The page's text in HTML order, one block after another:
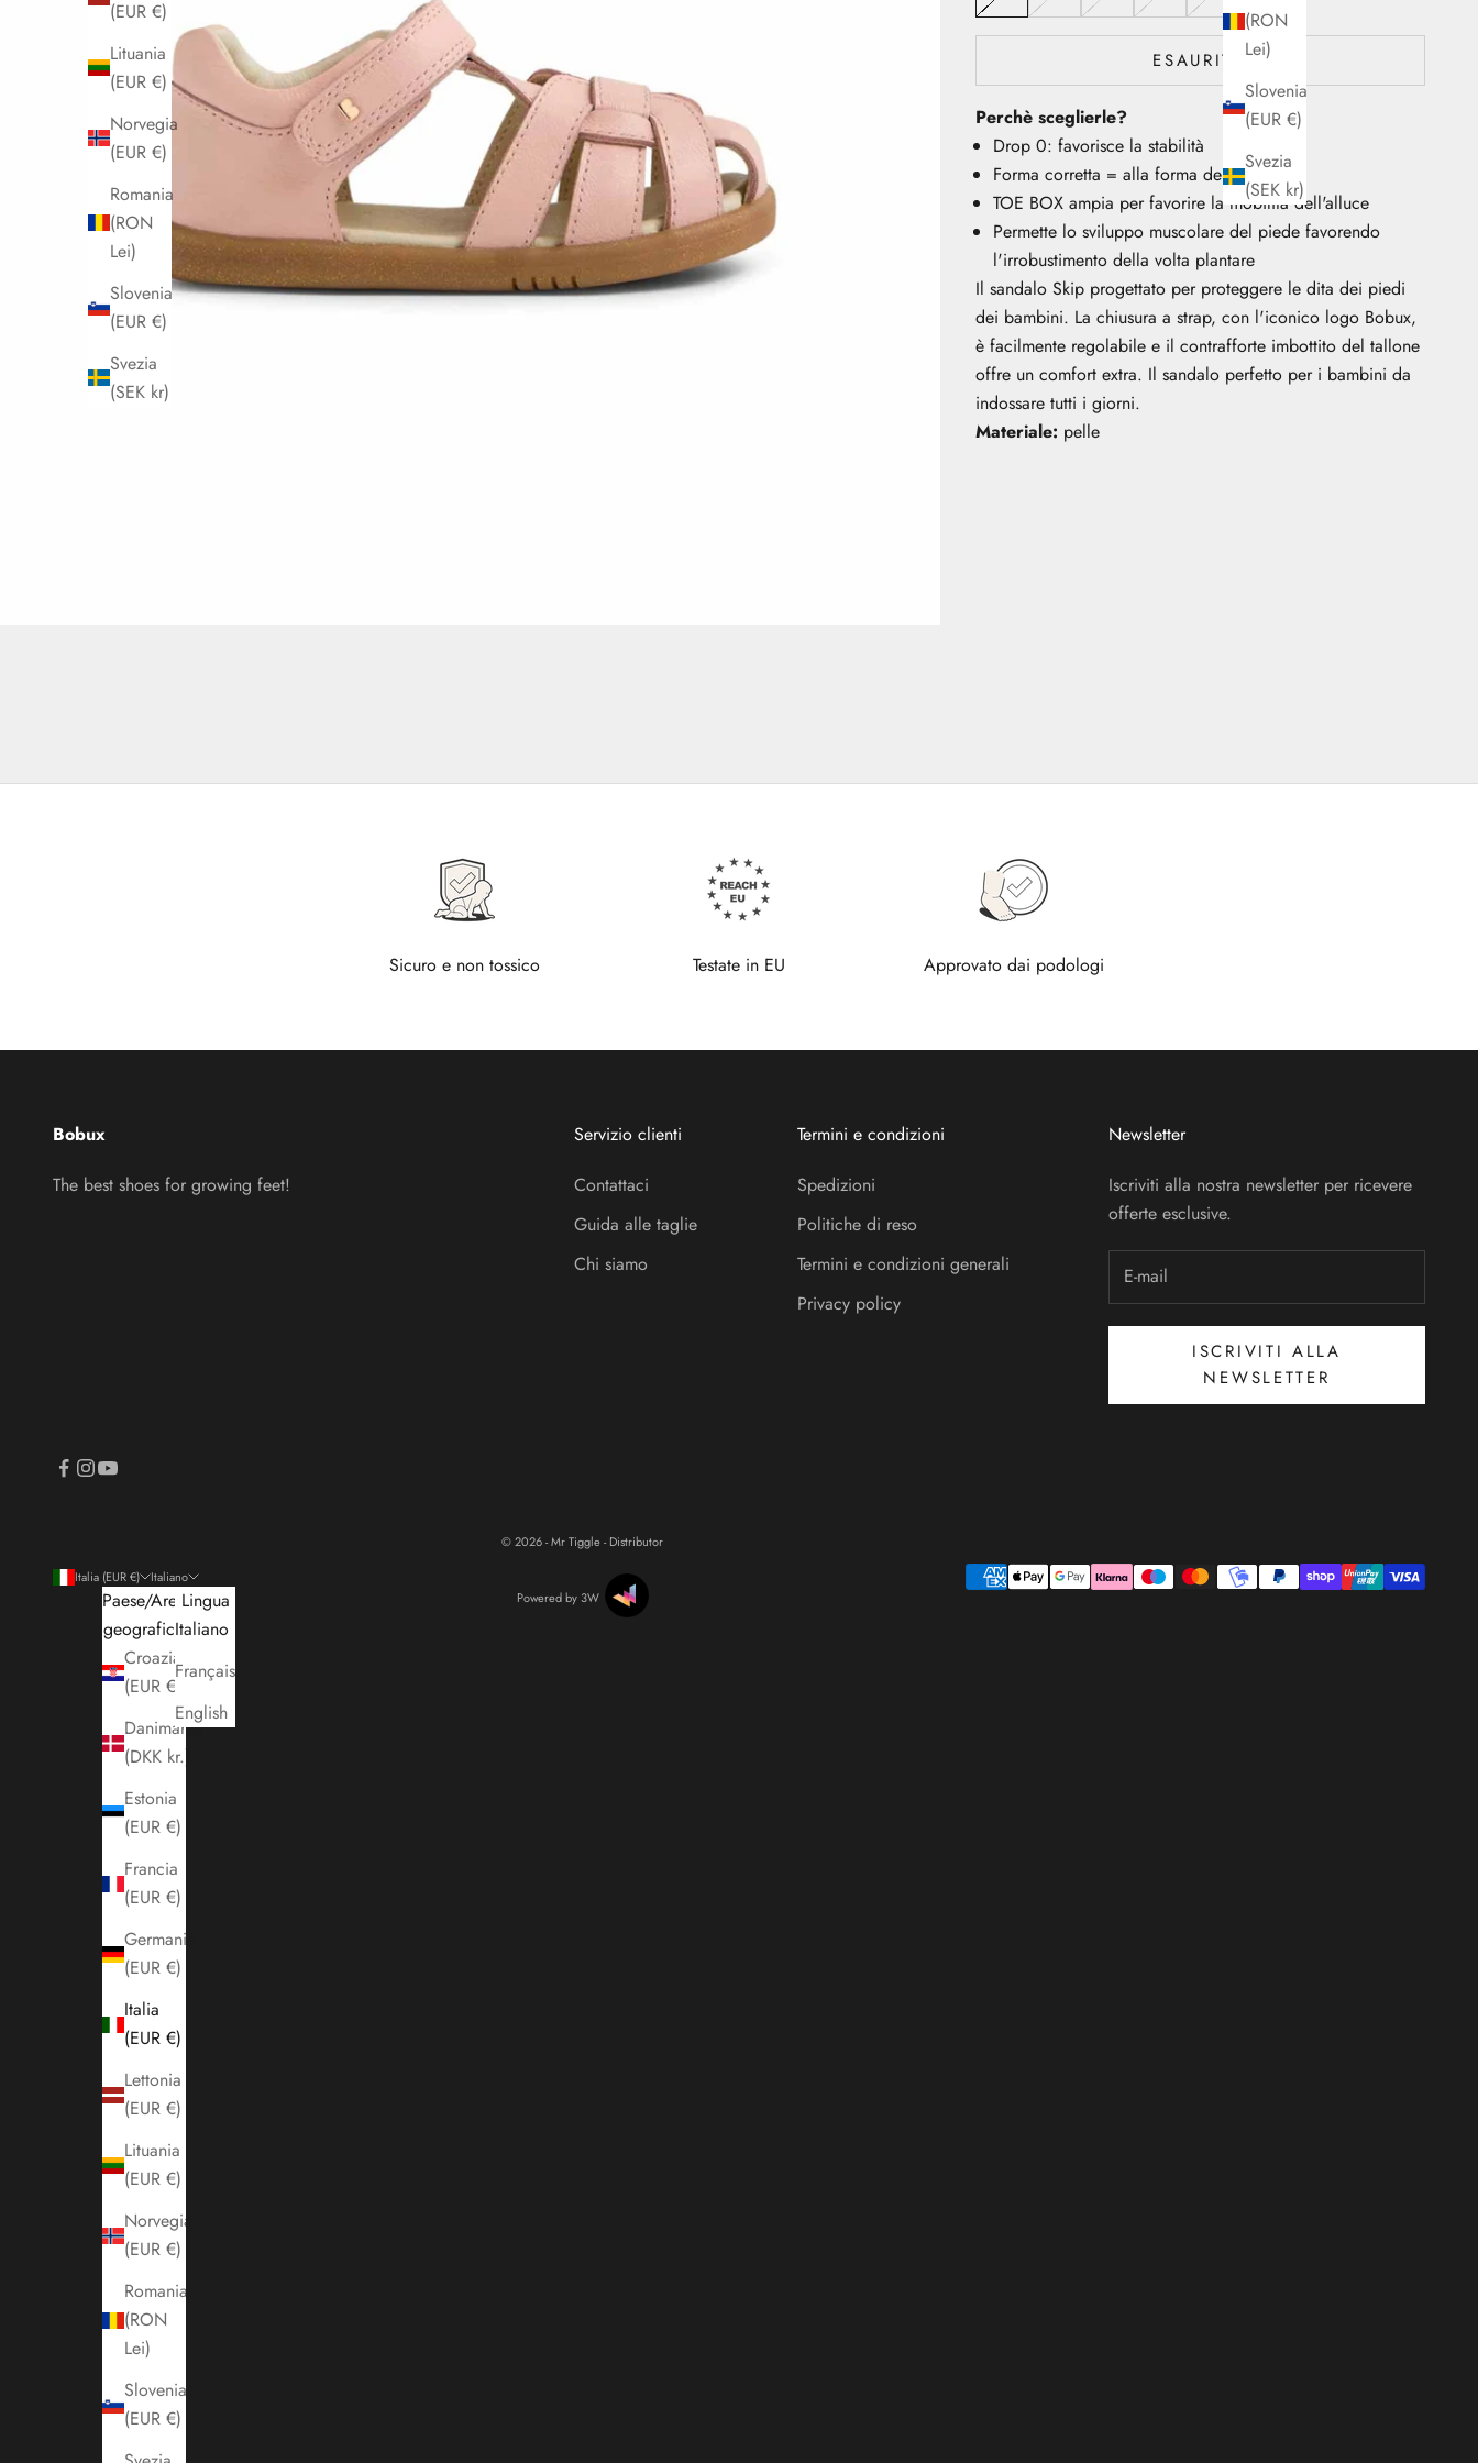
(RON
Lei)
Slovenia
(EUR €)
Svezia
(SEK kr)
(EUR €)
Lituania
(EUR €)
Norvegia
(EUR €)
Romania
(RON
Lei)
Slovenia
(EUR €)
Svezia
(SEK kr)
ESAURITO
Perchè sceglierle?
Drop 0: favorisce la stabilità
Forma corretta = alla forma del piede
TOE BOX ampia per favorire la mobilità dell'alluce
Permette lo sviluppo muscolare del piede favorendo
l'irrobustimento della volta plantare
Il sandalo Skip progettato per proteggere le dita dei piedi
dei bambini. La chiusura a strap, con l'iconico logo Bobux,
è facilmente regolabile e il contrafforte imbottito del tallone
offre un comfort extra. Il sandalo perfetto per i bambini da
indossare tutti i giorni.
Materiale: pelle
Sicuro e non tossico Testate in EU Approvato dai podologi
Bobux
The best shoes for growing feet!
Servizio clienti
Contattaci
Guida alle taglie
Chi siamo
Termini e condizioni
Spedizioni
Politiche di reso
Termini e condizioni generali
Privacy policy
Newsletter
Iscriviti alla nostra newsletter per ricevere
offerte esclusive.
ISCRIVITI ALLA
NEWSLETTER
Italia (EUR €)
Paese/Area
geografica
Croazia
(EUR €)
Danimarca
(DKK kr.)
Estonia
(EUR €)
Francia
(EUR €)
Germania
(EUR €)
Italia
(EUR €)
Lettonia
(EUR €)
Lituania
(EUR €)
Norvegia
(EUR €)
Romania
(RON
Lei)
Slovenia
(EUR €)
Italiano
Lingua
Italiano
Français
English
© 2026 - Mr Tiggle - Distributor
Powered by 3W